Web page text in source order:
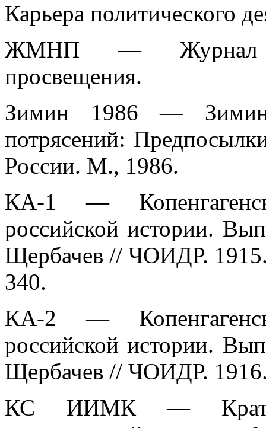
Карьера политического
ЖМНП — Журнал
просвещения.
Зимин 1986 —
потрясений:
России. М., 1986.
КА-1 —
российской истории.
Щербачев // ЧОИДР.
340.
КА-2 —
российской истории.
Щербачев // ЧОИДР.
КС ИИМК —